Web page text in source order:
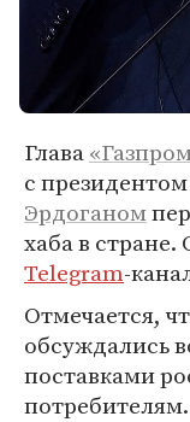
Глава
с президентом
Эрдоганом
хаба в
Telegram-
Отмечается,
обсуждались
поставками
потребителям.